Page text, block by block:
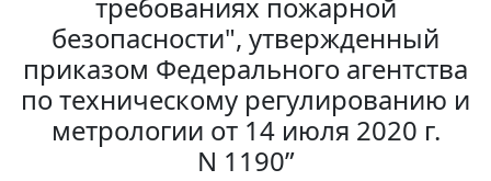
требованиях пожарной
безопасности", утвержденный
приказом Федерального агентства
по техническому регулированию и
метрологии от 14 июля 2020 г.
N 1190”